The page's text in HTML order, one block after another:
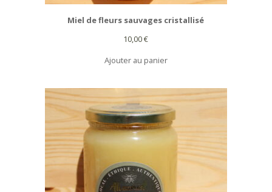
Miel de fleurs sauvages cristallisé
10,00€
Ajouter au panier